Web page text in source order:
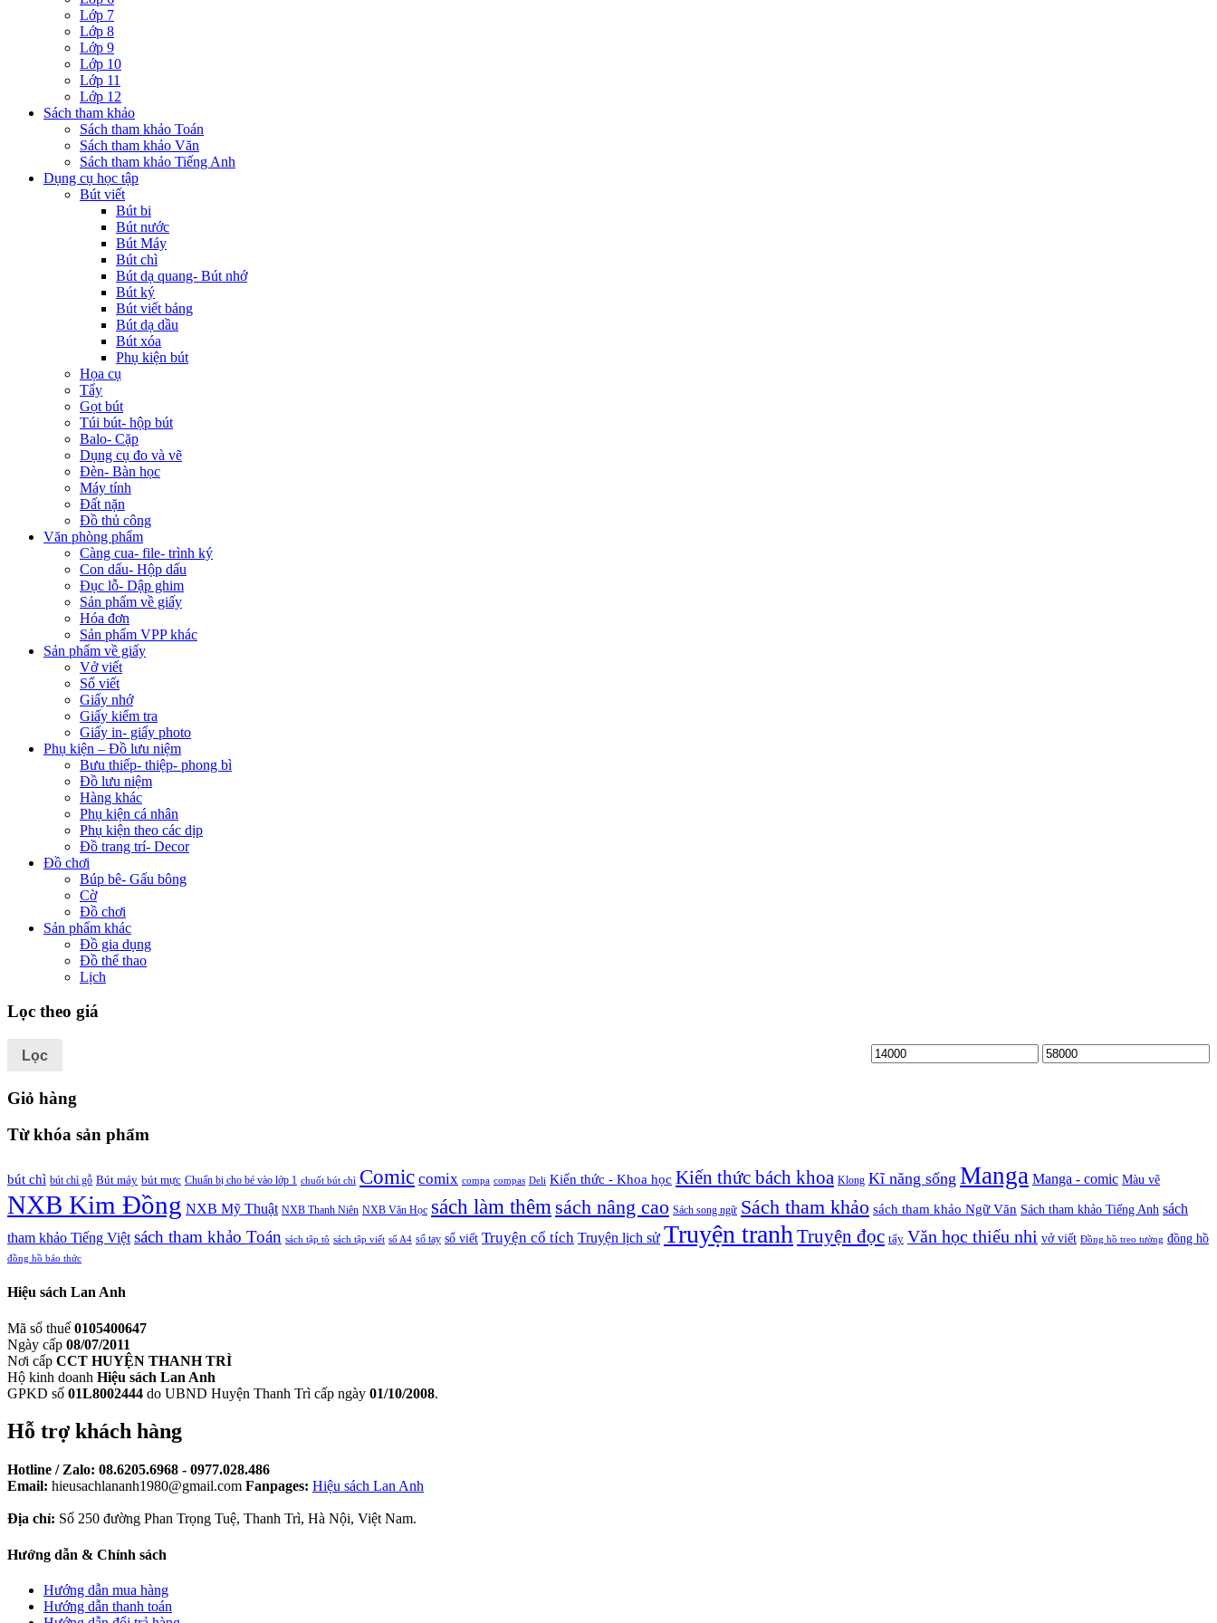
Lớp 7
Lớp 8
Lớp 9
Lớp 10
Lớp 11
Lớp 12
Sách tham khảo
Sách tham khảo Toán
Sách tham khảo Văn
Sách tham khảo Tiếng Anh
Dụng cụ học tập
Bút viết
Bút bi
Bút nước
Bút Máy
Bút chì
Bút dạ quang- Bút nhớ
Bút ký
Bút viết bảng
Bút dạ dầu
Bút xóa
Phụ kiện bút
Họa cụ
Tẩy
Gọt bút
Túi bút- hộp bút
Balo- Cặp
Dụng cụ đo và vẽ
Đèn- Bàn học
Máy tính
Đất nặn
Đồ thủ công
Văn phòng phẩm
Càng cua- file- trình ký
Con dấu- Hộp dấu
Đục lỗ- Dập ghim
Sản phẩm về giấy
Hóa đơn
Sản phẩm VPP khác
Sản phẩm về giấy
Vở viết
Sổ viết
Giấy nhớ
Giấy kiểm tra
Giấy in- giấy photo
Phụ kiện – Đồ lưu niệm
Bưu thiếp- thiệp- phong bì
Đồ lưu niệm
Hàng khác
Phụ kiện cá nhân
Phụ kiện theo các dịp
Đồ trang trí- Decor
Đồ chơi
Búp bê- Gấu bông
Cờ
Đồ chơi
Sản phẩm khác
Đồ gia dụng
Đồ thể thao
Lịch
Lọc theo giá
Lọc
Giỏ hàng
Từ khóa sản phẩm
bút chì bút chì gỗ Bút máy bút mực Chuẩn bị cho bé vào lớp 1 chuốt bút chì Comic comix compa compas Deli Kiến thức - Khoa học Kiến thức bách khoa Klong Kĩ năng sống Manga Manga - comic Màu vẽ
NXB Kim Đồng NXB Mỹ Thuật NXB Thanh Niên NXB Văn Học sách làm thêm sách nâng cao Sách song ngữ Sách tham khảo sách tham khảo Ngữ Văn Sách tham khảo Tiếng Anh sách
tham khảo Tiếng Việt sách tham khảo Toán sách tập tô sách tập viết sổ A4 sổ tay sổ viết Truyện cổ tích Truyện lịch sử Truyện tranh Truyện đọc tẩy Văn học thiếu nhi vở viết Đồng hồ treo tường đồng hồ
đồng hồ báo thức
Hiệu sách Lan Anh
Mã số thuế 0105400647
Ngày cấp 08/07/2011
Nơi cấp CCT HUYỆN THANH TRÌ
Hộ kinh doanh Hiệu sách Lan Anh
GPKD số 01L8002444 do UBND Huyện Thanh Trì cấp ngày 01/10/2008.
Hỗ trợ khách hàng
Hotline / Zalo: 08.6205.6968 - 0977.028.486
Email: hieusachlananh1980@gmail.com Fanpages: Hiệu sách Lan Anh
Địa chỉ: Số 250 đường Phan Trọng Tuệ, Thanh Trì, Hà Nội, Việt Nam.
Hướng dẫn & Chính sách
Hướng dẫn mua hàng
Hướng dẫn thanh toán